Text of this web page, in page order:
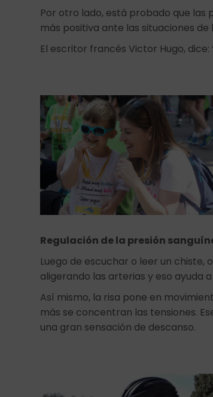
Por otro lado, está probado que las
más positiva ante las situaciones
El escritor francés Victor Hugo,
Regulación de la presión
Luego de escuchar o leer un chiste,
aligerando las arterias y eso ayuda
Así mismo, la risa pone en
más se concentran las tensiones.
una gran sensación de descanso.